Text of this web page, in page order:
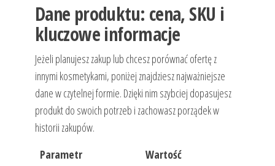
Dane produktu: cena, SKU i
kluczowe informacje
Jeżeli planujesz zakup lub chcesz porównać ofertę z
innymi kosmetykami, poniżej znajdziesz najważniejsze
dane w czytelnej formie. Dzięki nim szybciej dopasujesz
produkt do swoich potrzeb i zachowasz porządek w
historii zakupów.
Parametr
Wartość